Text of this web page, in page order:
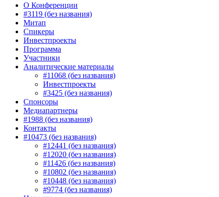
О Конференции
#3119 (без названия)
Митап
Спикеры
Инвестпроекты
Программа
Участники
Аналитические материалы
#11068 (без названия)
Инвестпроекты
#3425 (без названия)
Спонсоры
Медиапартнеры
#1988 (без названия)
Контакты
#10473 (без названия)
#12441 (без названия)
#12020 (без названия)
#11426 (без названия)
#10802 (без названия)
#10448 (без названия)
#9774 (без названия)